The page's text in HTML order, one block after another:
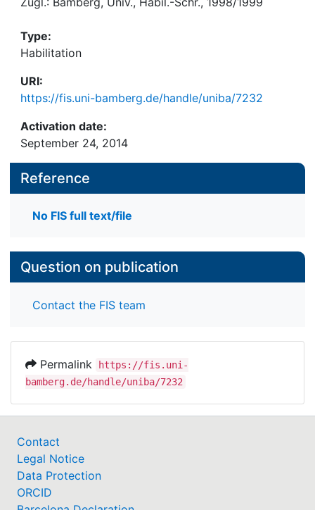
Type:
Habilitation
URI:
https://fis.uni-bamberg.de/handle/uniba/7232
Activation date:
September 24, 2014
Reference
No FIS full text/file
Question on publication
Contact the FIS team
Permalink
https://fis.uni-
bamberg.de/handle/uniba/7232
Contact
Legal Notice
Data Protection
ORCID